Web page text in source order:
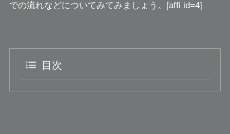
での流れなどについてみてみましょう。[affi id=4]
目次